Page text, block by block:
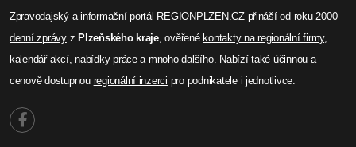
Zpravodajský a informační portál REGIONPLZEN.CZ přináší od roku 2000
denní zprávyz Plzeňského kraje, ověřené kontakty na regionální firmy,
kalendář akcí,nabídky prácea mnoho dalšího. Nabízí také účinnou a
cenově dostupnou regionální inzerci pro podnikatele i jednotlivce.